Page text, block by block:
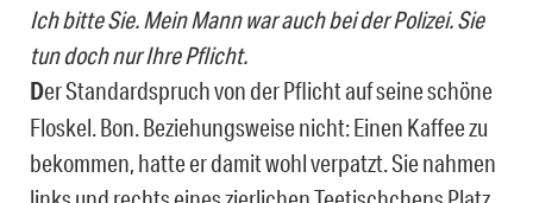
Ich bitte Sie. Mein Mann war auch bei der Polizei. Sie
tun doch nur Ihre Pflicht.
Der Standardspruch von der Pflicht auf seine schöne
Floskel. Bon. Beziehungsweise nicht: Einen Kaffee zu
bekommen, hatte er damit wohl verpatzt. Sie nahmen